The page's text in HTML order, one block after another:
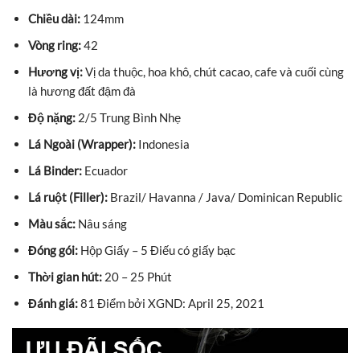
Chiều dài:124mm
Vòng ring:42
Hương vị:Vị da thuộc, hoa khô, chút cacao, cafe và cuối cùng
là hương đất đậm đà
Độ nặng:2/5 Trung Bình Nhẹ
Lá Ngoài (Wrapper):Indonesia
Lá Binder: Ecuador
Lá ruột (Filler):Brazil/ Havanna / Java/ Dominican Republic
Màu sắc:Nâu sáng
Đóng gói: Hộp Giấy – 5 Điếu có giấy bạc
Thời gian hút: 20 – 25 Phút
Đánh giá:81 Điểm bởi XGND: April 25, 2021